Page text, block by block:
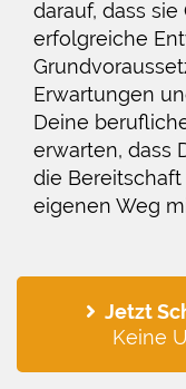
darauf, dass
erfolgreiche
Erwartungen
Deine
erwarten, dass
die
eigenen Weg
Jetzt
Keine